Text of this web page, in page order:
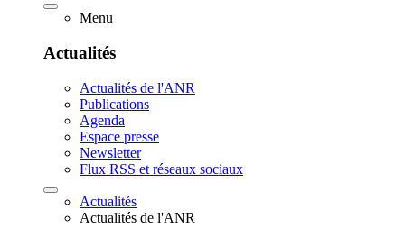
Menu
Actualités
Actualités de l'ANR
Publications
Agenda
Espace presse
Newsletter
Flux RSS et réseaux sociaux
Actualités
Actualités de l'ANR